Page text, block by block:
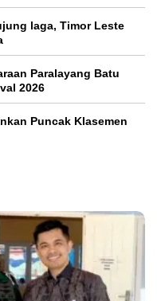
laga, Timor Leste
Paralayang Batu
2026
Puncak Klasemen